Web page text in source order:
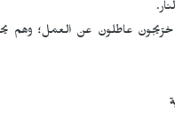
عاطلون عن العمل؛ وهم